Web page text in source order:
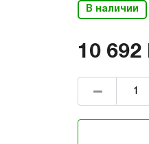
В наличии
10 692